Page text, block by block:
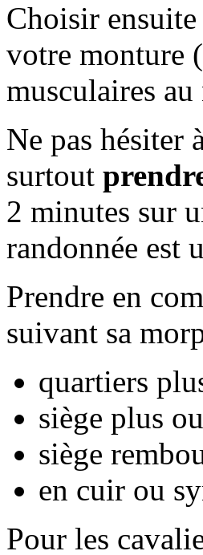
Choisir
votre monture
musculaires
Ne pas hésiter
surtout
2 minutes sur
randonnée est
Prendre en
suivant sa
quartiers
siège plus
siège
en cuir ou
Pour les